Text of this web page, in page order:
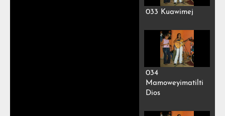
033 Kuawimej
034
Mamoweyimatilti
Dios